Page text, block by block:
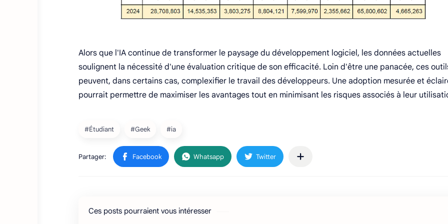
Alors que l'IA continue de transformer le paysage du développement logiciel, les données actuelles
soulignent la nécessité d'une évaluation critique de son efficacité. Loin d'être une panacée, ces
peuvent, dans certains cas, complexifier le travail des développeurs. Une adoption mesurée et
pourrait permettre de maximiser les avantages tout en minimisant les risques associés à leur
Ces posts pourraient vous intéresser